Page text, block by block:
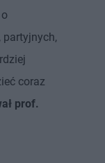
coraz
prof.